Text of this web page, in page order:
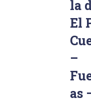
la
El
–
as